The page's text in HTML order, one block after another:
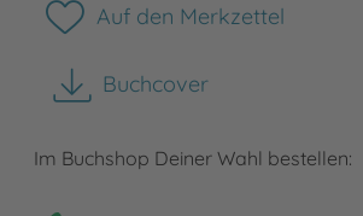
Auf den Merkzettel
Buchcover
herunterladen
Im Buchshop Deiner Wahl bestellen: